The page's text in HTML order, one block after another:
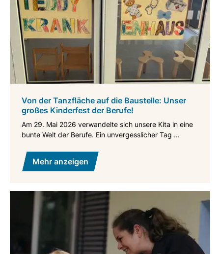
Von der Tanzfläche auf die Baustelle: Unser
großes Kinderfest der Berufe!
Am 29. Mai 2026 verwandelte sich unsere Kita in eine
bunte Welt der Berufe. Ein unvergesslicher Tag ...
Mehr anzeigen